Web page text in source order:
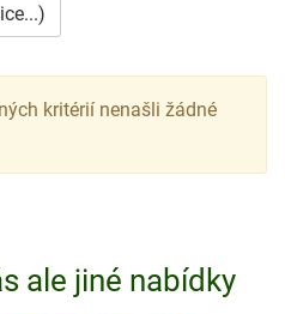
kritérií nenašli žádné
ale jiné nabídky